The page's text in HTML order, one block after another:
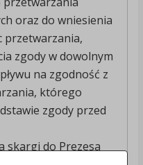
oraz do wniesienia
przetwarzania,
zgody w dowolnym
na zgodność z
którego
zgody przed
skargi do Prezesa